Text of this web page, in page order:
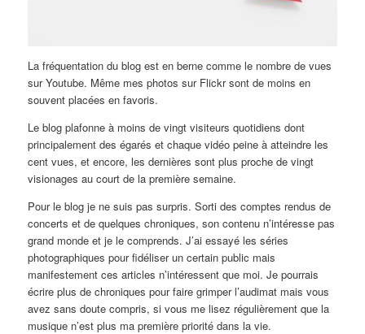
La fréquentation du blog est en berne comme le nombre de vues
sur Youtube. Même mes photos sur Flickr sont de moins en
souvent placées en favoris.
Le blog plafonne à moins de vingt visiteurs quotidiens dont
principalement des égarés et chaque vidéo peine à atteindre les
cent vues, et encore, les dernières sont plus proche de vingt
visionages au court de la première semaine.
Pour le blog je ne suis pas surpris. Sorti des comptes rendus de
concerts et de quelques chroniques, son contenu n’intéresse pas
grand monde et je le comprends. J’ai essayé les séries
photographiques pour fidéliser un certain public mais
manifestement ces articles n’intéressent que moi. Je pourrais
écrire plus de chroniques pour faire grimper l’audimat mais vous
avez sans doute compris, si vous me lisez régulièrement que la
musique n’est plus ma première priorité dans la vie.